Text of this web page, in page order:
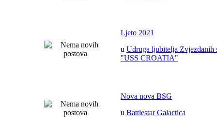
Ljeto 2021
u Udruga ljubitelja Zvjezdanih
"USS CROATIA"
Nova nova BSG
u Battlestar Galactica